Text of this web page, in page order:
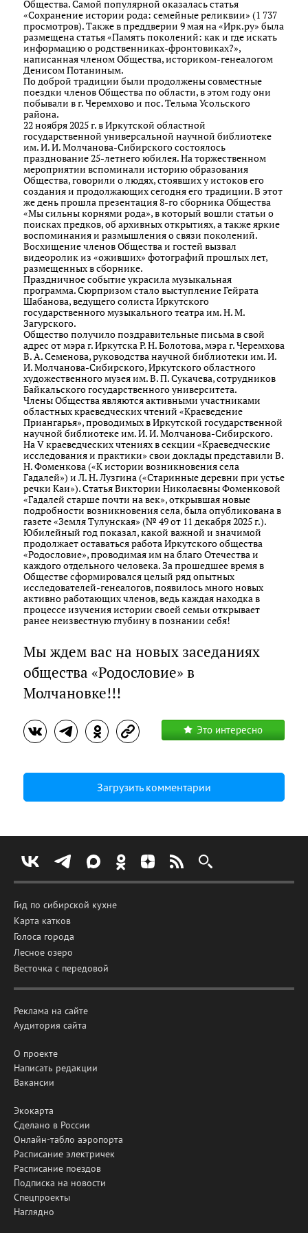
Общества. Самой популярной оказалась статья
«Сохранение истории рода: семейные реликвии» (1 737
просмотров). Также в преддверии 9 мая на «Ирк.ру» была
размещена статья «Память поколений: как и где искать
информацию о родственниках-фронтовиках?»,
написанная членом Общества, историком-генеалогом
Денисом Потаниным.
По доброй традиции были продолжены совместные
поездки членов Общества по области, в этом году они
побывали в г. Черемхово и пос. Тельма Усольского
района.
22 ноября 2025 г. в Иркутской областной
государственной универсальной научной библиотеке
им. И. И. Молчанова-Сибирского состоялось
празднование 25-летнего юбилея. На торжественном
мероприятии вспоминали историю образования
Общества, говорили о людях, стоявших у истоков его
создания и продолжающих сегодня его традиции. В этот
же день прошла презентация 8-го сборника Общества
«Мы сильны корнями рода», в который вошли статьи о
поисках предков, об архивных открытиях, а также яркие
воспоминания и размышления о связи поколений.
Восхищение членов Общества и гостей вызвал
видеоролик из «оживших» фотографий прошлых лет,
размещенных в сборнике.
Праздничное событие украсила музыкальная
программа. Сюрпризом стало выступление Гейрата
Шабанова, ведущего солиста Иркутского
государственного музыкального театра им. Н. М.
Загурского.
Общество получило поздравительные письма в свой
адрес от мэра г. Иркутска Р. Н. Болотова, мэра г. Черемхова
В. А. Семенова, руководства научной библиотеки им. И.
И. Молчанова-Сибирского, Иркутского областного
художественного музея им. В. П. Сукачева, сотрудников
Байкальского государственного университета.
Члены Общества являются активными участниками
областных краеведческих чтений «Краеведение
Приангарья», проводимых в Иркутской государственной
научной библиотеке им. И. И. Молчанова-Сибирского.
На V краеведческих чтениях в секции «Краеведческие
исследования и практики» свои доклады представили В.
Н. Фоменкова («К истории возникновения села
Гадалей») и Л. Н. Лузгина («Старинные деревни при устье
речки Каи»). Статья Виктории Николаевны Фоменковой
«Гадалей старше почти на век», открывшая новые
подробности возникновения села, была опубликована в
газете «Земля Тулунская» (№ 49 от 11 декабря 2025 г.).
Юбилейный год показал, какой важной и значимой
продолжает оставаться работа Иркутского общества
«Родословие», проводимая им на благо Отечества и
каждого отдельного человека. За прошедшее время в
Обществе сформировался целый ряд опытных
исследователей-генеалогов, появилось много новых
активно работающих членов, ведь каждая находка в
процессе изучения истории своей семьи открывает
ранее неизвестную глубину в познании себя!
Мы ждем вас на новых заседаниях
общества «Родословие» в
Молчановке!!!
Это интересно
Загрузить комментарии
Гид по сибирской кухне
Карта катков
Голоса города
Лесное озеро
Весточка с передовой
Реклама на сайте
Аудитория сайта
О проекте
Написать редакции
Вакансии
Экокарта
Сделано в России
Онлайн-табло аэропорта
Расписание электричек
Расписание поездов
Подписка на новости
Спецпроекты
Наглядно